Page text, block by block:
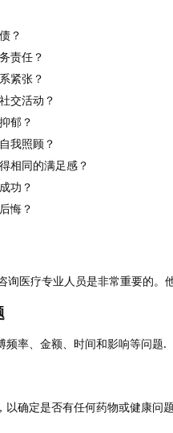
？
责任？
紧张？
交活动？
郁？
我照顾？
相同的满足感？
功？
悔？
医疗专业人员是非常重要的。
率、金额、时间和影响等问题.
确定是否有任何药物或健康问